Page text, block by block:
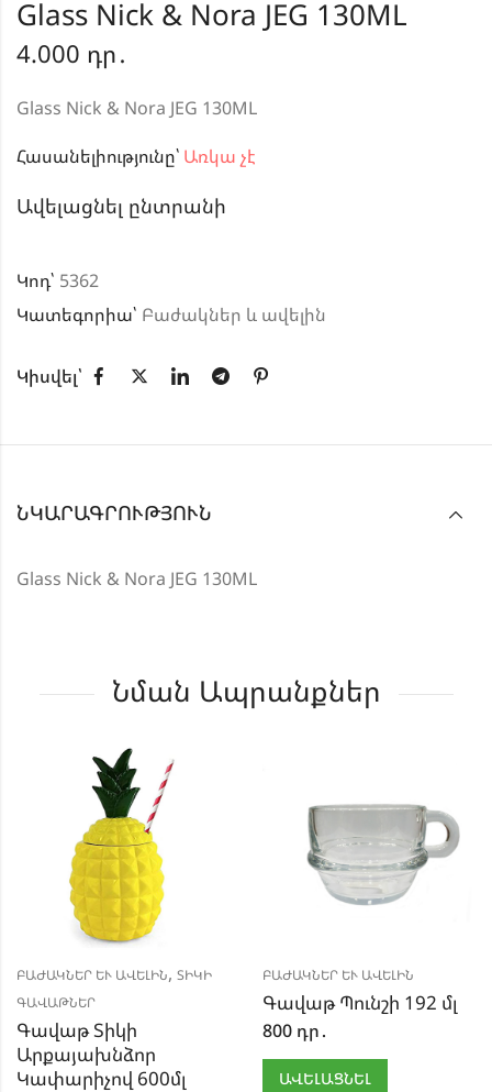
Glass Nick & Nora JEG 130ML
4.000 դր․
Glass Nick & Nora JEG 130ML
Հասանելիությունը՝ Առկա չէ
Ավելացնել ընտրանի
Կոդ՝ 5362
Կատեգորիա՝ Բաժակներ և ավելին
Կիսվել՝
ՆԿԱՐԱԳՐՈՒԹՅՈՒՆ
Glass Nick & Nora JEG 130ML
Նման Ապրանքներ
ԲԱԺԱԿՆԵՐ ԵՒ ԱՎԵԼԻՆ , ՏԻԿԻ
ԳԱՎԱԹՆԵՐ
Գավաթ Տիկի
Արքայախնձոր
Կափարիչով 600մլ
ԲԱԺԱԿՆԵՐ ԵՒ ԱՎԵԼԻՆ
Գավաթ Պունշի 192 մլ
800 դր․
ԱՎԵԼԱՑՆԵԼ